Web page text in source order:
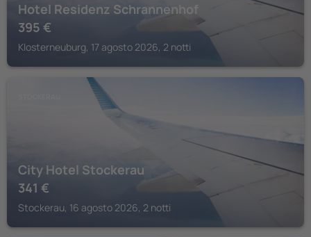
Hotel Residenz Schrannenhof
395 €
Klosterneuburg, 17 agosto 2026, 2 notti
City Hotel Stockerau
341 €
Stockerau, 16 agosto 2026, 2 notti